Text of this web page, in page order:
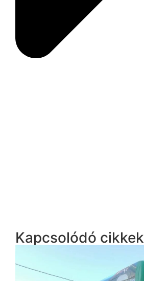
Kapcsolódó cikkek